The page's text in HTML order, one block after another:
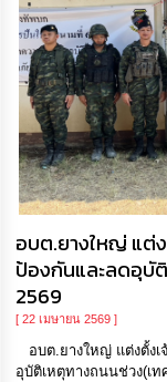
อบต.ยางใหญ่ แต่
ป้องกันและลดอุบั
2569
[ 22 เมษายน 2569 ]
อบต.ยางใหญ่ แต่งตั้ง
อุบัติเหตุทางถนนช่วง(เ